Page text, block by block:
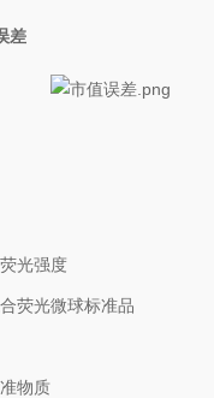
差
光强度
荧光微球标准品
物质